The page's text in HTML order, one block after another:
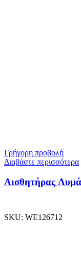
Γρήγορη προβολή
Διαβάστε περισσότερα
Αισθητήρας
SKU: WE126712